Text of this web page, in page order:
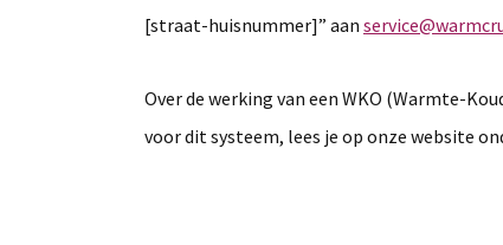
[straat-huisnummer]” aan
Over de werking van een WKO (Warmte-
voor dit systeem, lees je op onze website